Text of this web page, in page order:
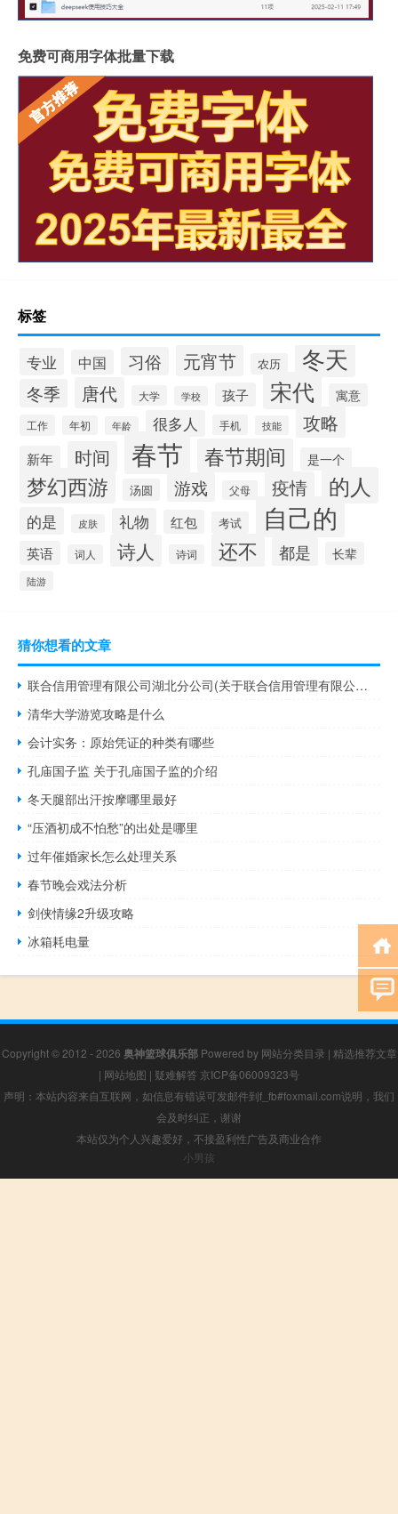
免费可商用字体批量下载
标签
专业 中国 习俗 元宵节 农历 冬天
冬季 唐代 大学 学校 孩子 宋代 寓意
工作 年初 年龄 很多人 手机 技能 攻略
新年 时间 春节 春节期间 是一个
梦幻西游 汤圆 游戏 父母 疫情 的人
的是 皮肤 礼物 红包 考试 自己的
英语 词人 诗人 诗词 还不 都是 长辈
陆游
猜你想看的文章
联合信用管理有限公司湖北分公司(关于联合信用管理有限公司湖北分公司简述)
清华大学游览攻略是什么
会计实务：原始凭证的种类有哪些
孔庙国子监 关于孔庙国子监的介绍
冬天腿部出汗按摩哪里最好
“压酒初成不怕愁”的出处是哪里
过年催婚家长怎么处理关系
春节晚会戏法分析
剑侠情缘2升级攻略
冰箱耗电量
Copyright © 2012 - 2026 奥神篮球俱乐部Powered by 网站分类目录 | 精选推荐文章
| 网站地图 | 疑难解答 京ICP备06009323号
声明：本站内容来自互联网，如信息有错误可发邮件到f_fb#foxmail.com说明，我们
会及时纠正，谢谢
本站仅为个人兴趣爱好，不接盈利性广告及商业合作
小男孩